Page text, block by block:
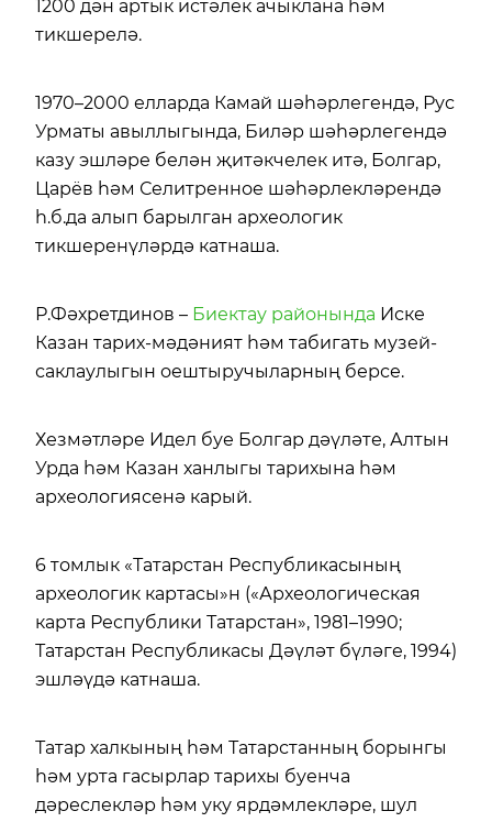
1200 дән артык истәлек ачыклана һәм
тикшерелә.
1970–2000 елларда Камай шәһәрлегендә, Рус
Урматы авыллыгында, Биләр шәһәрлегендә
казу эшләре белән җитәкчелек итә, Болгар,
Царёв һәм Селитренное шәһәрлекләрендә
һ.б.да алып барылган археологик
тикшеренүләрдә катнаша.
Р.Фәхретдинов – Биектау районында Иске
Казан тарих-мәдәният һәм табигать музей-
саклаулыгын оештыручыларның берсе.
Хезмәтләре Идел буе Болгар дәүләте, Алтын
Урда һәм Казан ханлыгы тарихына һәм
археологиясенә карый.
6 томлык «Татарстан Республикасының
археологик картасы»н («Археологическая
карта Республики Татарстан», 1981–1990;
Татарстан Республикасы Дәүләт бүләге, 1994)
эшләүдә катнаша.
Татар халкының һәм Татарстанның борынгы
һәм урта гасырлар тарихы буенча
дәреслекләр һәм уку ярдәмлекләре, шул